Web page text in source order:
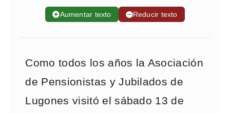
➕Aumentar texto ➖Reducir texto
Como todos los años la Asociación
de Pensionistas y Jubilados de
Lugones visitó el sábado 13 de